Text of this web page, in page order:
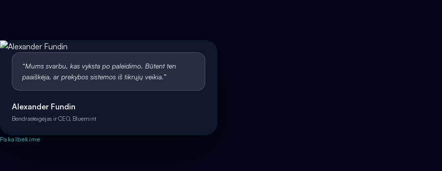
“Mums svarbu, kas vyksta po paleidimo. Būtent ten
paaiškėja, ar prekybos sistemos iš tikrųjų veikia.”
Alexander Fundin
Bendrasteigėjas ir CEO, Bluemint
Pakalbėkime